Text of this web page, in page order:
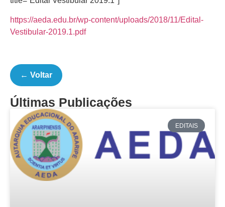
https://aeda.edu.br/wp-content/uploads/2018/11/Edital-
Vestibular-2019.1.pdf
← Voltar
Últimas Publicações
EDITAIS